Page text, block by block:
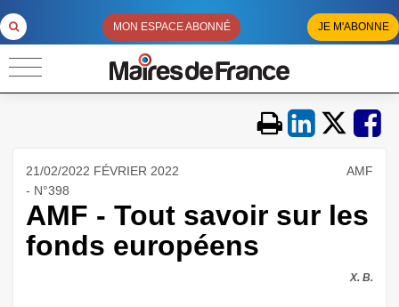
MON ESPACE ABONNÉ JE M'ABONNE
21/02/2022 FÉVRIER 2022
- N°398
AMF
AMF - Tout savoir sur les
fonds européens
X. B.